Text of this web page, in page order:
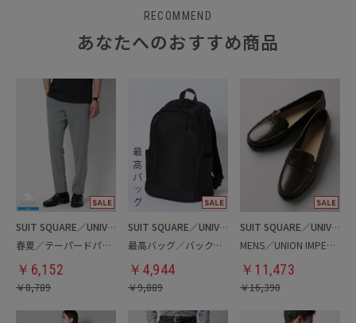
RECOMMEND
あなたへのおすすめ商品
SUIT SQUARE／UNIVERSAL LANGUAGE
春夏／テーパードパンツ
￥ 6,152
￥8,789
SUIT SQUARE／UNIVERSAL LANGUAGE
最高バッグ／バックパック
￥ 4,944
￥9,889
SUIT SQUARE／UNIVERSAL LANGUAGE
MENS／UNION IMPERIAL監修／コインローファー
￥ 11,473
￥16,390